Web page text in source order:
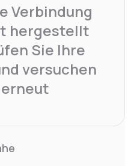
Verbindung
hergestellt
Sie Ihre
versuchen